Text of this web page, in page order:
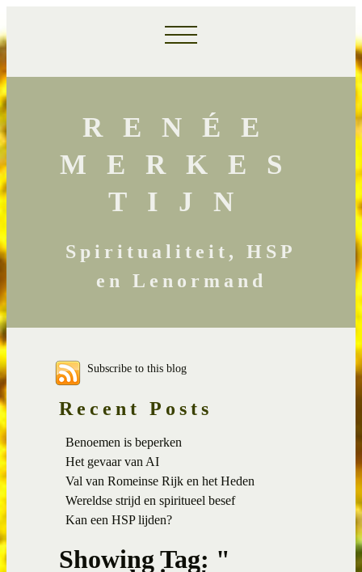
RENÉE
MERKES
TIJN
Spiritualiteit, HSP
en Lenormand
Subscribe to this blog
Recent Posts
Benoemen is beperken
Het gevaar van AI
Val van Romeinse Rijk en het Heden
Wereldse strijd en spiritueel besef
Kan een HSP lijden?
Showing Tag: "